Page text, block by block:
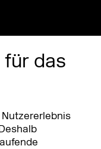
das
Asia